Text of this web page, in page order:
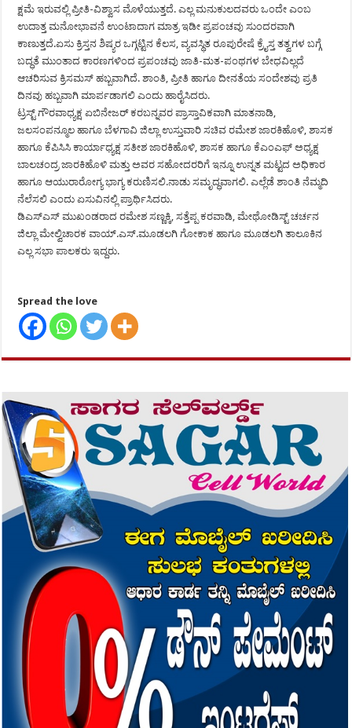
ಕ್ಷಮೆ ಇರುವಲ್ಲಿ ಪ್ರೀತಿ-ವಿಶ್ವಾಸ ಮೊಳೆಯುತ್ತದೆ. ಎಲ್ಲ ಮನುಕುಲದವರು ಒಂದೇ ಎಂಬ
ಉದಾತ್ತ ಮನೋಭಾವನೆ ಉಂಟಾದಾಗ ಮಾತ್ರ ಇಡೀ ಪ್ರಪಂಚವು ಸುಂದರವಾಗಿ
ಕಾಣುತ್ತದೆ.ಏಸು ಕ್ರಿಸ್ತನ ಶಿಷ್ಯರ ಒಗ್ಗಟ್ಟಿನ ಕೆಲಸ, ವ್ಯವಸ್ಥಿತ ರೂಪುರೇಷೆ ಕ್ರೈಸ್ತ ತತ್ವಗಳ ಬಗ್ಗೆ
ಬದ್ಧತೆ ಮುಂತಾದ ಕಾರಣಗಳಿಂದ ಪ್ರಪಂಚವು ಜಾತಿ-ಮತ-ಪಂಥಗಳ ಬೇಧವಿಲ್ಲದೆ
ಆಚರಿಸುವ ಕ್ರಿಸಮಸ್ ಹಬ್ಬವಾಗಿದೆ. ಶಾಂತಿ, ಪ್ರೀತಿ ಹಾಗೂ ದೀನತೆಯ ಸಂದೇಶವು ಪ್ರತಿ
ದಿನವು ಹಬ್ಬವಾಗಿ ಮಾರ್ಪಡಾಗಲಿ ಎಂದು ಹಾರೈಸಿದರು.
ಟ್ರಸ್ಟ್ ಗೌರವಾಧ್ಯಕ್ಷ ಏಬಿನೇಜರ್ ಕರಬನ್ನವರ ಪ್ರಾಸ್ತಾವಿಕವಾಗಿ ಮಾತನಾಡಿ,
ಜಲಸಂಪನ್ಮೂಲ ಹಾಗೂ ಬೆಳಗಾವಿ ಜಿಲ್ಲಾ ಉಸ್ತುವಾರಿ ಸಚಿವ ರಮೇಶ ಜಾರಕಿಹೊಳಿ, ಶಾಸಕ
ಹಾಗೂ ಕೆಪಿಸಿಸಿ ಕಾರ್ಯಾಧ್ಯಕ್ಷ ಸತೀಶ ಜಾರಕಿಹೊಳಿ, ಶಾಸಕ ಹಾಗೂ ಕೆಎಂಎಫ್ ಅಧ್ಯಕ್ಷ
ಬಾಲಚಂದ್ರ ಜಾರಕಿಹೊಳಿ ಮತ್ತು ಅವರ ಸಹೋದರರಿಗೆ ಇನ್ನೂ ಉನ್ನತ ಮಟ್ಟದ ಅಧಿಕಾರ
ಹಾಗೂ ಆಯುರಾರೋಗ್ಯ ಭಾಗ್ಯ ಕರುಣಿಸಲಿ.ನಾಡು ಸಮೃದ್ಧವಾಗಲಿ. ಎಲ್ಲೆಡೆ ಶಾಂತಿ ನೆಮ್ಮದಿ
ನೆಲೆಸಲಿ ಎಂದು ಏಸುವಿನಲ್ಲಿ ಪ್ರಾರ್ಥಿಸಿದರು.
ಡಿಎಸ್‍ಎಸ್ ಮುಖಂಡರಾದ ರಮೇಶ ಸಣ್ಣಕ್ಕಿ, ಸತ್ತೆಪ್ಪ ಕರವಾಡಿ, ಮೇಥೋಡಿಸ್ಟ್ ಚರ್ಚನ
ಜಿಲ್ಲಾ ಮೇಲ್ವಿಚಾರಕ ವಾಯ್.ಎಸ್.ಮೂಡಲಗಿ ಗೋಕಾಕ ಹಾಗೂ ಮೂಡಲಗಿ ತಾಲೂಕಿನ
ಎಲ್ಲ ಸಭಾ ಪಾಲಕರು ಇದ್ದರು.
Spread the love